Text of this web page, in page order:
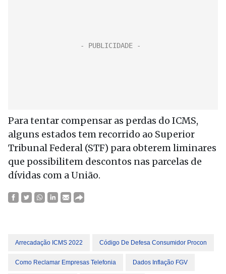
Para tentar compensar as perdas do ICMS,
alguns estados tem recorrido ao Superior
Tribunal Federal (STF) para obterem liminares
que possibilitem descontos nas parcelas de
dívidas com a União.
Arrecadação ICMS 2022 Código De Defesa Consumidor Procon
Como Reclamar Empresas Telefonia Dados Inflação FGV